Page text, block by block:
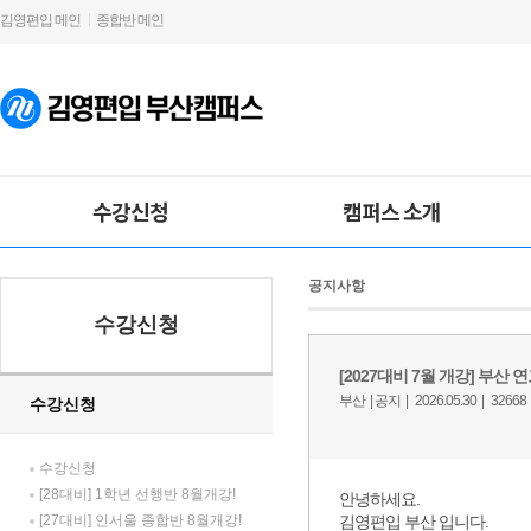
김영편입 메인 종합반 메인
수강신청 캠퍼스 소개
수강신청
수강신청
수강신청
[28대비] 1학년 선행반 8월개강!
[27대비] 인서울 종합반 8월개강!
공지사항